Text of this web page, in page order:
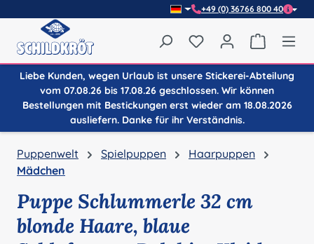
+49 (0) 36766 800 40
Du hast 0 Produkte
Liebe Kunden, wegen Urlaub ist unsere Stickerei-Abteilung
vom 07.08.26 bis 17.08.26 geschlossen. Wir können
Bestellungen mit Bestickungen erst wieder am 18.08.2026
ausliefern. Danke für ihr Verständnis.
Puppenwelt Spielpuppen
Haarpuppen
Mädchen
Puppe Schlummerle 32 cm
blonde Haare, blaue